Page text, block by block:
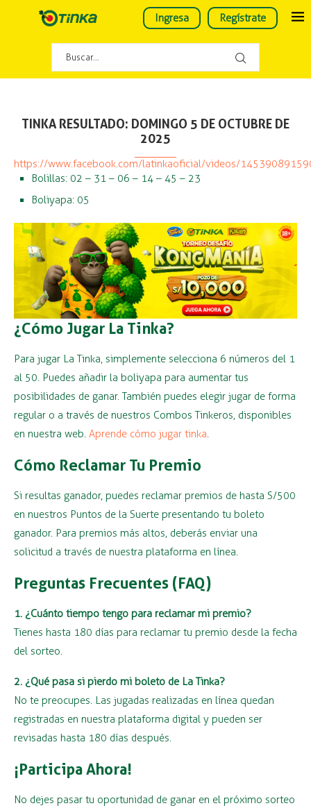
Ingresa Regístrate
TINKA RESULTADO: DOMINGO 5 DE OCTUBRE DE
2025
https://www.facebook.com/latinkaoficial/videos/
Bolillas: 02 – 31 – 06 – 14 – 45 – 23
Boliyapa: 05
¿Cómo Jugar La Tinka?
Para jugar La Tinka, simplemente selecciona 6 números del 1
al 50. Puedes añadir la boliyapa para aumentar tus
posibilidades de ganar. También puedes elegir jugar de forma
regular o a través de nuestros Combos Tinkeros, disponibles
en nuestra web. Aprende cómo jugar tinka.
Cómo Reclamar Tu Premio
Si resultas ganador, puedes reclamar premios de hasta S/500
en nuestros Puntos de la Suerte presentando tu boleto
ganador. Para premios más altos, deberás enviar una
solicitud a través de nuestra plataforma en línea.
Preguntas Frecuentes (FAQ)
1. ¿Cuánto tiempo tengo para reclamar mi premio?
Tienes hasta 180 días para reclamar tu premio desde la fecha
del sorteo.
2. ¿Qué pasa si pierdo mi boleto de La Tinka?
No te preocupes. Las jugadas realizadas en línea quedan
registradas en nuestra plataforma digital y pueden ser
revisadas hasta 180 días después.
¡Participa Ahora!
No dejes pasar tu oportunidad de ganar en el próximo sorteo